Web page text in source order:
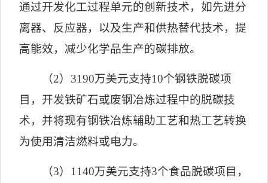
通过开发化工过程单元的创新技术，如先进分
离器、反应器，以及生产和供热替代技术，提
高能效，减少化学品生产的碳排放。
（2） 3190万美元支持10个钢铁脱碳项
目，开发铁矿石或废钢冶炼过程中的脱碳技
术，并将现有钢铁冶炼辅助工艺和热工艺转换
为使用清洁燃料或电力。
（3） 1140万美元支持3个食品脱碳项目，